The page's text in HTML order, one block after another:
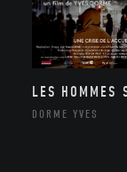
LES HOMMES
DORME YVES